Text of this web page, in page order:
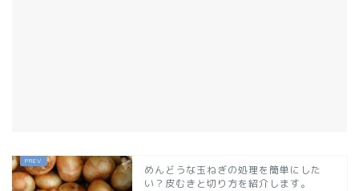
めんどうな玉ねぎの処理を簡単にした
い？皮むきと切り方を紹介します。